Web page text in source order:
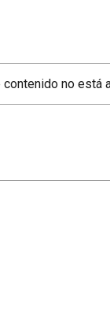
contenido no está